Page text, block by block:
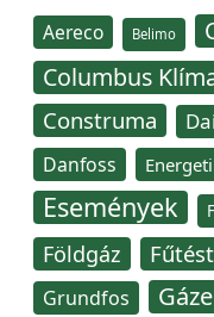
Aereco Belimo
Columbus
Construma
Danfoss
Események
Földgáz
Grundfos